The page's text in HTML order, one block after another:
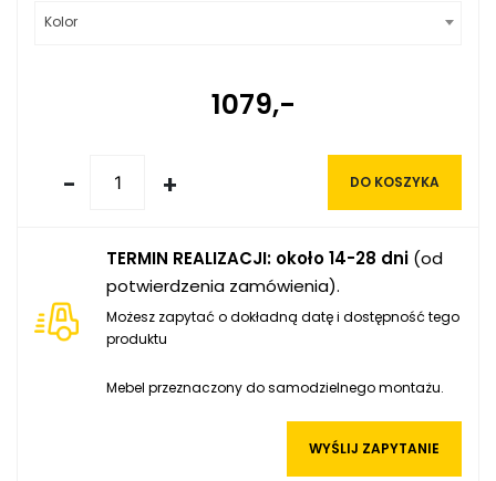
Kolor
1079,-
- + DO KOSZYKA
TERMIN REALIZACJI: około 14-28 dni (od
potwierdzenia zamówienia).
Możesz zapytać o dokładną datę i dostępność tego
produktu
Mebel przeznaczony do samodzielnego montażu.
WYŚLIJ ZAPYTANIE